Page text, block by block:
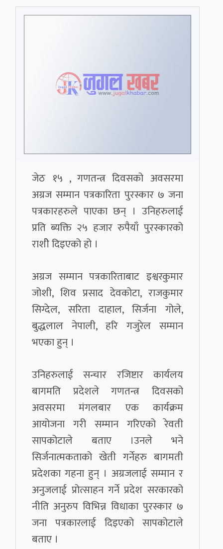
जेठ १५ , गणतन्त्र दिवसको अवसरमा
अग्रज सम्मान पत्रकारिता पुरस्कार ७ जना
पत्रकारहरुले पाएका छन् । उनिहरुलाई
प्रति ब्यक्ति २५ हजार रुपैयाँ पुरस्कारको
राशीे दिइएको हो ।
अग्रज सम्मान पत्रकारिताबाट इश्वरकुमार
जोशी, शिव प्रसाद देवकोटा, राजकुमार
सिग्देल, सरिता दाहाल, सिर्जना गोले,
बुद्धलाल नेपाली, हरि गजुरेल सम्मान
भएका हुन् ।
उनिहरुलाई सन्चार रजिष्टार कार्यलय
बागमति प्रदेशले गणतन्त्र दिवसको
अवसरमा मंगलबार एक कार्यक्रम
आयोजना गरी सम्मान गरिएको रेवती
सापकोटाले बताए ।उनले भने
सिर्जनात्मकताको खेती गर्नेहरु बागमती
प्रदेशका गहना हुन् । अग्रजलाई सम्मान र
अनुजलाई प्रोत्साहन गर्ने प्रदेश सरकारको
नीति अनुरुप विभिन्न विधाका पुरस्कार ७
जना पत्रकारलाई दिइएको सापकोटाले
बताए ।